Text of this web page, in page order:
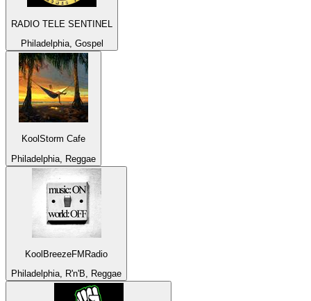
RADIO TELE SENTINEL
Philadelphia, Gospel
KoolStorm Cafe
Philadelphia, Reggae
KoolBreezeFMRadio
Philadelphia, R'n'B, Reggae